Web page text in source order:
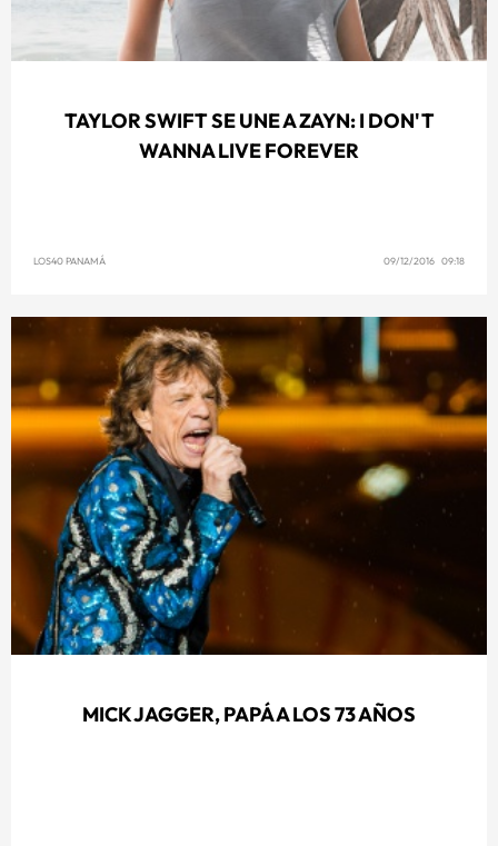
TAYLOR SWIFT SE UNE A ZAYN: I DON'T
WANNA LIVE FOREVER
LOS40 PANAMÁ 09/12/2016 09:18
MICK JAGGER, PAPÁ A LOS 73 AÑOS